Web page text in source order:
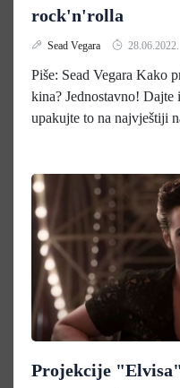
rock'n'rolla
Sead Vegara 28.06.2022.
Piše: Sead Vegara Kako
kina? Jednostavno!
upakujte to na najvještiji
Projekcije